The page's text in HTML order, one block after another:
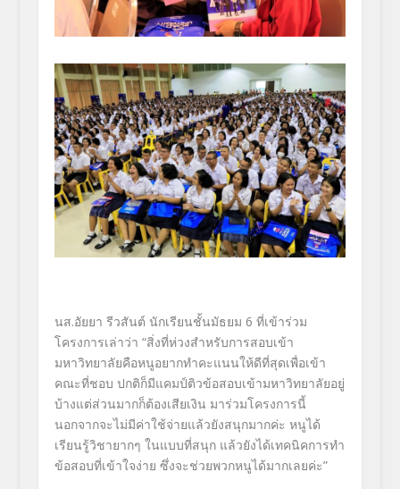
นส.อัยยา รีวสันต์ นักเรียนชั้นมัธยม 6 ที่เข้าร่วม
โครงการเล่าว่า “สิ่งที่ห่วงสำหรับการสอบเข้า
มหาวิทยาลัยคือหนูอยากทำคะแนนให้ดีที่สุดเพื่อเข้า
คณะที่ชอบ ปกติก็มีแคมป์ติวข้อสอบเข้ามหาวิทยาลัยอยู่
บ้างแต่ส่วนมากก็ต้องเสียเงิน มาร่วมโครงการนี้
นอกจากจะไม่มีค่าใช้จ่ายแล้วยังสนุกมากค่ะ หนูได้
เรียนรู้วิชายากๆ ในแบบที่สนุก แล้วยังได้เทคนิคการทำ
ข้อสอบที่เข้าใจง่าย ซึ่งจะช่วยพวกหนูได้มากเลยค่ะ”